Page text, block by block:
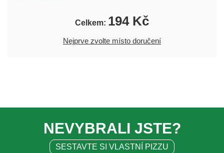
Celkem: 194 Kč
Nejprve zvolte místo doručení
NEVYBRALI JSTE?
SESTAVTE SI VLASTNÍ PIZZU